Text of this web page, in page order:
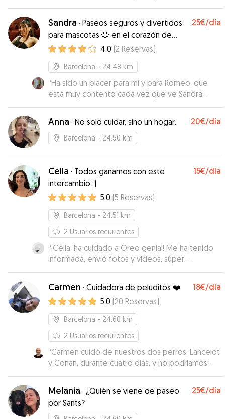
comunicación. Volveremos a reservar con ella en
el futuro.
Sandra · Paseos seguros y divertidos
para mascotas 🐶 en el corazón de
Barcelona
25€/día
4.0 (2 Reservas)
Barcelona - 24.48 km
“Ha sido un placer para mi y para Romeo, que
está muy contento cada vez que ve Sandra
llegar para salir! Repetiremos!”
Anna · No solo cuidar, sino un hogar. 20€/día
Barcelona - 24.50 km
Celia · Todos ganamos con este
intercambio :)
15€/día
5.0 (5 Reservas)
Barcelona - 24.51 km
2 Usuarios recurrentes
“¡Celia, ha cuidado a Oreo genial! Me ha tenido
informada, envió fotos y vídeos, súper
agradable y comunicativa. Me ha gustado
muchísimo dejar a Oreito con ella. Repetiria sin
pensarlo, Oreo estaba feliz con ella! Gracias,
Celia :)”
Carmen · Cuidadora de peluditos ❤️ 18€/día
5.0 (20 Reservas)
Barcelona - 24.60 km
2 Usuarios recurrentes
“Carmen cuidó de nuestros dos perros, Lancelot
y Conan, durante cuatro días, y no podríamos
estar más contentos con la experiencia. Desde
el primer momento demostró una atención y un
cariño excepcionales. Antes de la estancia, nos
hizo varias preguntas a lo largo de un par de
Melania · ¿Quién se viene de paseo
por Sants?
25€/día